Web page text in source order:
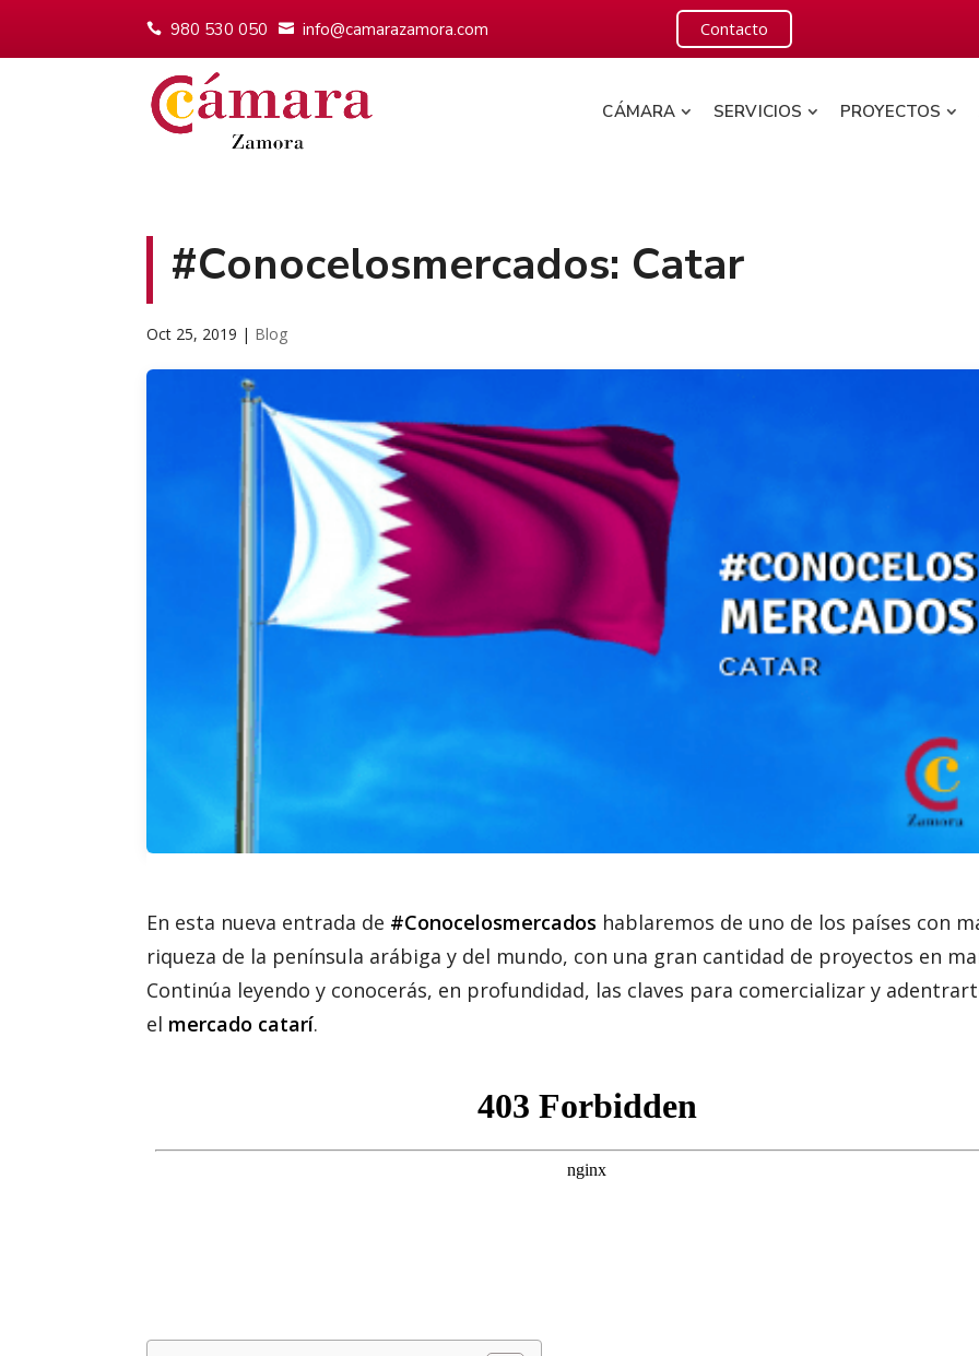
980 530 050 info@camarazamora.com Contacto
CÁMARA SERVICIOS PROYECTOS
#Conocelosmercados: Catar
Oct 25, 2019 | Blog
En esta nueva entrada de #Conocelosmercados hablaremos de uno de los países con
riqueza de la península arábiga y del mundo, con una gran cantidad de proyectos en
Continúa leyendo y conocerás, en profundidad, las claves para comercializar y
el mercado catarí.